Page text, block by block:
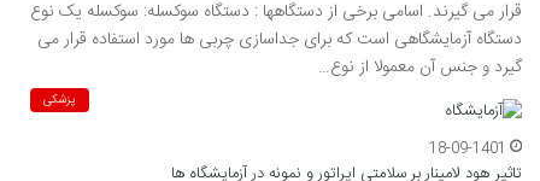
قرار می گیرند. اسامی برخی از دستگاهها : دستگاه سوکسله: سوکسله یک نوع
دستگاه آزمایشگاهی است که برای جداسازی چربی ها مورد استفاده قرار می
گیرد و جنس آن معمولا از نوع…
پزشکی
18-09-1401
تاثیر هود لامینار بر سلامتی اپراتور و نمونه در آزمایشگاه ها